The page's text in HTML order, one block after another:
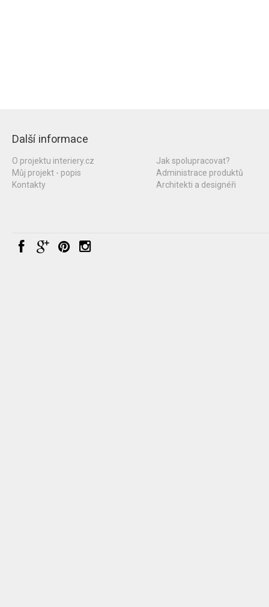
Další informace
O projektu interiery.cz
Můj projekt - popis
Kontakty
Jak spolupracovat?
Administrace produktů
Architekti a designéři